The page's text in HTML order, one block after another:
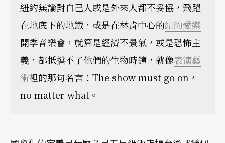
紐約無論對自己人或是外來人都不妥協，飛躍
在地底下的地鐵，或是在林肯中心的紐約愛樂
開季音樂會，就算是經濟不景氣，或是恐怖主
義，都抵擋不了他們的生物時鐘，就像表演藝
術裡的那句名言：The show must go on，
no matter what。